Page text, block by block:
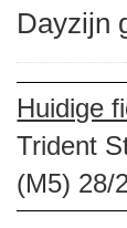
Dayzijn
Huidige
Trident
(M5) 28/